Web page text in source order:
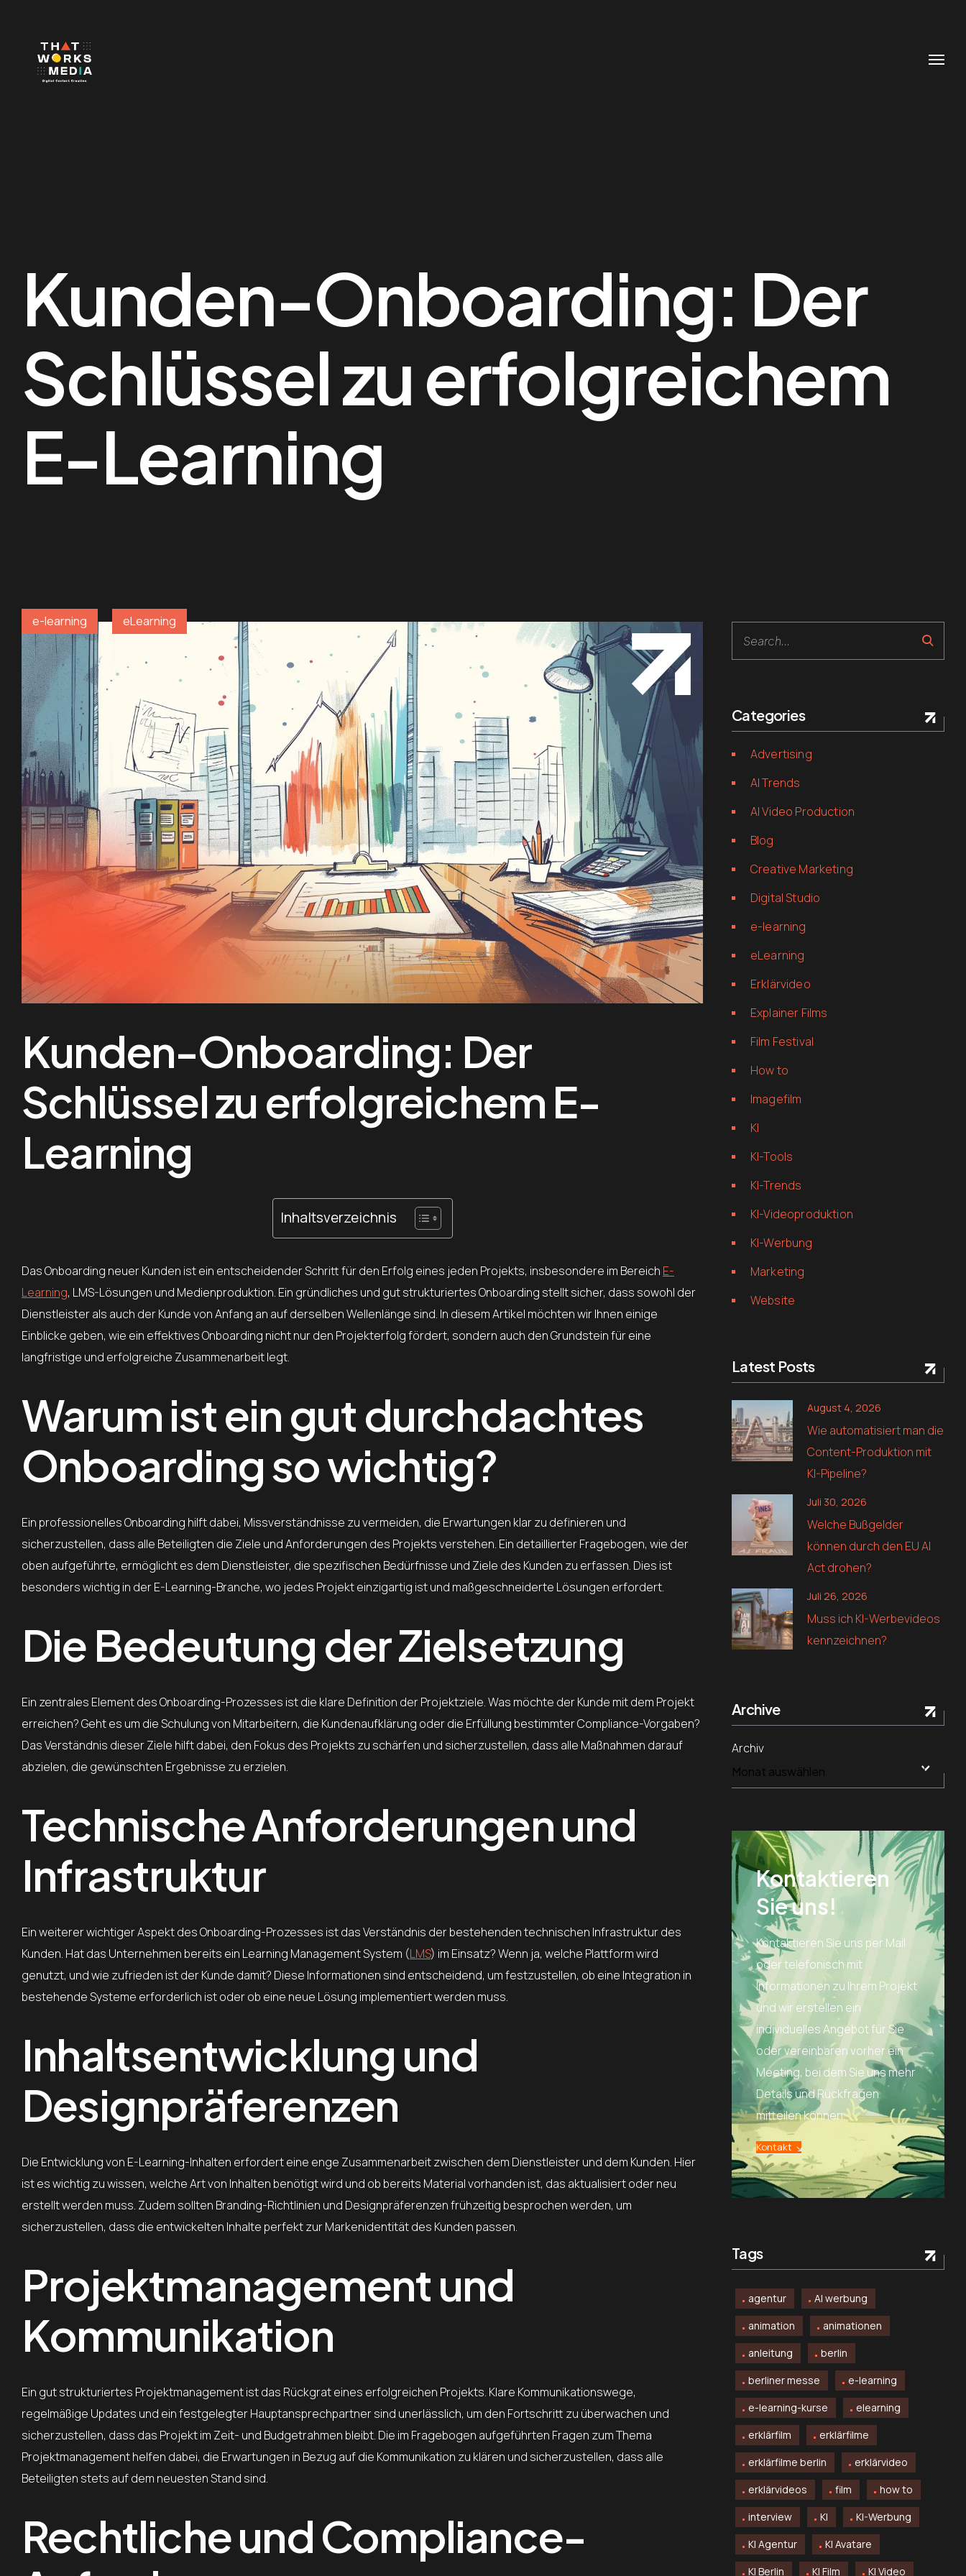
Kunden-Onboarding: Der
Schlüssel zu erfolgreichem
E-Learning
e-learning eLearning
Kunden-Onboarding: Der
Schlüssel zu erfolgreichem E-
Learning
Inhaltsverzeichnis
Das Onboarding neuer Kunden ist ein entscheidender Schritt für den Erfolg eines jeden Projekts, insbesondere im Bereich E-
Learning, LMS-Lösungen und Medienproduktion. Ein gründliches und gut strukturiertes Onboarding stellt sicher, dass sowohl der
Dienstleister als auch der Kunde von Anfang an auf derselben Wellenlänge sind. In diesem Artikel möchten wir Ihnen einige
Einblicke geben, wie ein effektives Onboarding nicht nur den Projekterfolg fördert, sondern auch den Grundstein für eine
langfristige und erfolgreiche Zusammenarbeit legt.
Warum ist ein gut durchdachtes
Onboarding so wichtig?
Ein professionelles Onboarding hilft dabei, Missverständnisse zu vermeiden, die Erwartungen klar zu definieren und
sicherzustellen, dass alle Beteiligten die Ziele und Anforderungen des Projekts verstehen. Ein detaillierter Fragebogen, wie der
oben aufgeführte, ermöglicht es dem Dienstleister, die spezifischen Bedürfnisse und Ziele des Kunden zu erfassen. Dies ist
besonders wichtig in der E-Learning-Branche, wo jedes Projekt einzigartig ist und maßgeschneiderte Lösungen erfordert.
Die Bedeutung der Zielsetzung
Ein zentrales Element des Onboarding-Prozesses ist die klare Definition der Projektziele. Was möchte der Kunde mit dem Projekt
erreichen? Geht es um die Schulung von Mitarbeitern, die Kundenaufklärung oder die Erfüllung bestimmter Compliance-Vorgaben?
Das Verständnis dieser Ziele hilft dabei, den Fokus des Projekts zu schärfen und sicherzustellen, dass alle Maßnahmen darauf
abzielen, die gewünschten Ergebnisse zu erzielen.
Technische Anforderungen und
Infrastruktur
Ein weiterer wichtiger Aspekt des Onboarding-Prozesses ist das Verständnis der bestehenden technischen Infrastruktur des
Kunden. Hat das Unternehmen bereits ein Learning Management System (LMS) im Einsatz? Wenn ja, welche Plattform wird
genutzt, und wie zufrieden ist der Kunde damit? Diese Informationen sind entscheidend, um festzustellen, ob eine Integration in
bestehende Systeme erforderlich ist oder ob eine neue Lösung implementiert werden muss.
Inhaltsentwicklung und
Designpräferenzen
Die Entwicklung von E-Learning-Inhalten erfordert eine enge Zusammenarbeit zwischen dem Dienstleister und dem Kunden. Hier
ist es wichtig zu wissen, welche Art von Inhalten benötigt wird und ob bereits Material vorhanden ist, das aktualisiert oder neu
erstellt werden muss. Zudem sollten Branding-Richtlinien und Designpräferenzen frühzeitig besprochen werden, um
sicherzustellen, dass die entwickelten Inhalte perfekt zur Markenidentität des Kunden passen.
Projektmanagement und
Kommunikation
Ein gut strukturiertes Projektmanagement ist das Rückgrat eines erfolgreichen Projekts. Klare Kommunikationswege,
regelmäßige Updates und ein festgelegter Hauptansprechpartner sind unerlässlich, um den Fortschritt zu überwachen und
sicherzustellen, dass das Projekt im Zeit- und Budgetrahmen bleibt. Die im Fragebogen aufgeführten Fragen zum Thema
Projektmanagement helfen dabei, die Erwartungen in Bezug auf die Kommunikation zu klären und sicherzustellen, dass alle
Beteiligten stets auf dem neuesten Stand sind.
Rechtliche und Compliance-
Search
Categories
Advertising
AI Trends
AI Video Production
Blog
Creative Marketing
Digital Studio
e-learning
eLearning
Erklärvideo
Explainer Films
Film Festival
How to
Imagefilm
KI
KI-Tools
KI-Trends
KI-Videoproduktion
KI-Werbung
Marketing
Website
Latest Posts
Wie automatisiert man die
Content-Produktion mit
KI-Pipeline?
August 4, 2026
Welche Bußgelder
können durch den EU AI
Act drohen?
Juli 30, 2026
Muss ich KI-Werbevideos
kennzeichnen?
Juli 26, 2026
Archive
Archiv
Kontaktieren
Sie uns!
Kontaktieren Sie uns per Mail
oder telefonisch mit
Informationen zu Ihrem Projekt
und wir erstellen ein
individuelles Angebot für Sie
oder vereinbaren vorher ein
Meeting, bei dem Sie uns mehr
Details und Rückfragen
mitteilen können.
Kontakt
Tags
agentur
AI werbung
animation
animationen
anleitung
berlin
berliner messe
e-learning
e-learning-kurse
elearning
erklärfilm
erklärfilme
erklärfilme berlin
erklärvideo
erklärvideos
film
how to
interview
KI
KI-Werbung
KI Agentur
KI Avatare
KI Berlin
KI Film KI Video